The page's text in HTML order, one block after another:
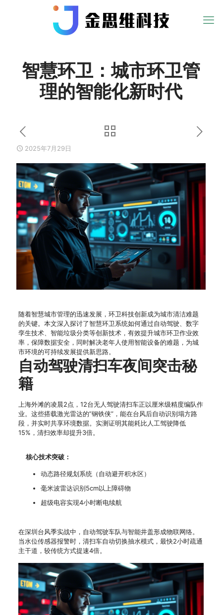
智慧环卫：城市环卫管
理的智能化新时代
2025年7月29日
随着智慧城市管理的迅速发展，环卫科技创新成为城市清洁难题
的关键。本文深入探讨了智慧环卫系统如何通过自动驾驶、数字
孪生技术、智能垃圾分类等创新技术，有效提升城市环卫作业效
率，保障数据安全，同时解决老年人使用智能设备的难题，为城
市环境的可持续发展提供新思路。
自动驾驶清扫车夜间突击秘
籍
上海外滩的凌晨2点，12台无人驾驶清扫车正以厘米级精度编队作
业。这些搭载激光雷达的”钢铁侠”，能在台风后自动识别塌方路
段，并实时共享环境数据。实测证明其能耗比人工驾驶降低
15%，清扫效率却提升3倍。
核心技术突破：
动态路径规划系统（自动避开积水区）
毫米波雷达识别5cm以上障碍物
超级电容实现4小时断电续航
在深圳台风季实战中，自动驾驶车队与智能井盖形成物联网络。
当水位传感器报警时，清扫车自动切换抽水模式，最快2小时疏通
主干道，较传统方式提速4倍。